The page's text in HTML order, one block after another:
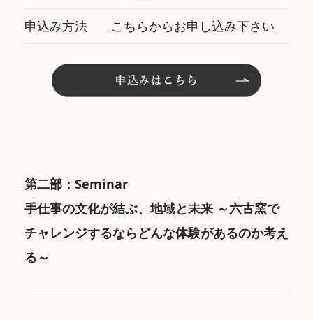
申込み方法 こちらからお申し込み下さい
第二部：Seminar
手仕事の文化が結ぶ、地域と未来 ～六古窯で
チャレンジするならどんな体験があるのか考え
る～